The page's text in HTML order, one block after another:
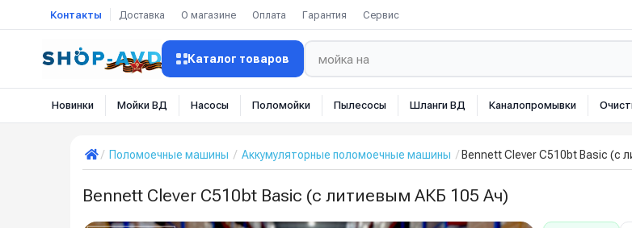
Контакты Доставка О магазине Оплата Гарантия Сервис
Каталог товаров
Новинки Мойки ВД Насосы Поломойки Пылесосы Шланги ВД Каналопромывки
Поломоечные машины Аккумуляторные поломоечные машины Bennett Clever C510bt Basic (с
Bennett Clever C510bt Basic (с литиевым АКБ 105 Ач)